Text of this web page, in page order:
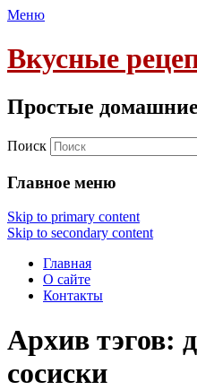
Меню
Вкусные
Простые
Поиск
Главное меню
Skip to primary content
Skip to secondary content
Главная
О сайте
Контакты
Архив тэгов:
сосиски